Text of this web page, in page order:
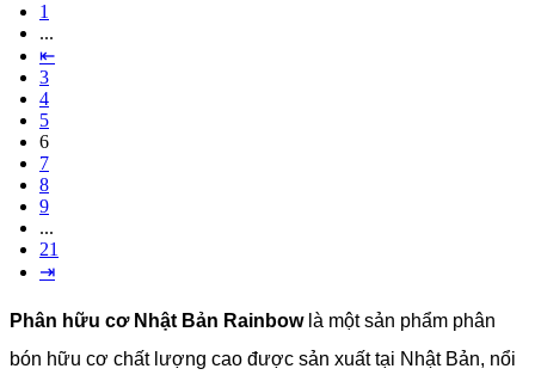
1
...
⇤
3
4
5
6
7
8
9
...
21
⇥
Phân hữu cơ Nhật Bản Rainbowlà một sản phẩm phân
bón hữu cơ chất lượng cao được sản xuất tại Nhật Bản, nổi